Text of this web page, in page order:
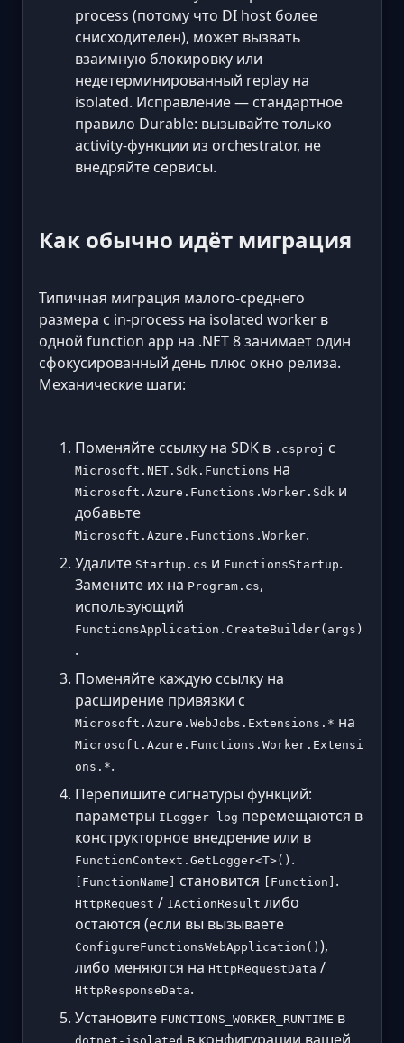
process (потому что DI host более
снисходителен), может вызвать
взаимную блокировку или
недетерминированный replay на
isolated. Исправление — стандартное
правило Durable: вызывайте только
activity-функции из orchestrator, не
внедряйте сервисы.
Как обычно идёт миграция
Типичная миграция малого-среднего
размера с in-process на isolated worker в
одной function app на .NET 8 занимает один
сфокусированный день плюс окно релиза.
Механические шаги:
Поменяйте ссылку на SDK в .csproj с
Microsoft.NET.Sdk.Functions на
Microsoft.Azure.Functions.Worker.Sdk и
добавьте
Microsoft.Azure.Functions.Worker.
Удалите Startup.cs и FunctionsStartup.
Замените их на Program.cs,
использующий
FunctionsApplication.CreateBuilder(args)
.
Поменяйте каждую ссылку на
расширение привязки с
Microsoft.Azure.WebJobs.Extensions.* на
Microsoft.Azure.Functions.Worker.Extensi
ons.*.
Перепишите сигнатуры функций:
параметры ILogger log перемещаются в
конструкторное внедрение или в
FunctionContext.GetLogger<T>() .
[FunctionName] становится [Function] .
HttpRequest / IActionResult либо
остаются (если вы вызываете
ConfigureFunctionsWebApplication() ),
либо меняются на HttpRequestData /
HttpResponseData.
Установите FUNCTIONS_WORKER_RUNTIME в